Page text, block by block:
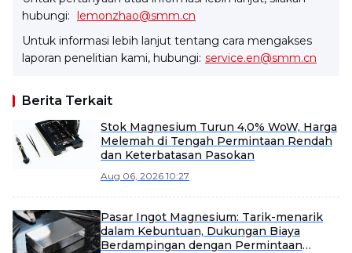
hubungi: lemonzhao@smm.cn
Untuk informasi lebih lanjut tentang cara mengakses
laporan penelitian kami, hubungi: service.en@smm.cn
Berita Terkait
Stok Magnesium Turun 4,0% WoW, Harga
Melemah di Tengah Permintaan Rendah
dan Keterbatasan Pasokan
Aug 06, 2026 10:27
Pasar Ingot Magnesium: Tarik-menarik
dalam Kebuntuan, Dukungan Biaya
Berdampingan dengan Permintaan